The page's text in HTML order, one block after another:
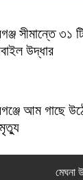
সীমান্তে ৩১
উদ্ধার
আম গাছে
মেঘনা